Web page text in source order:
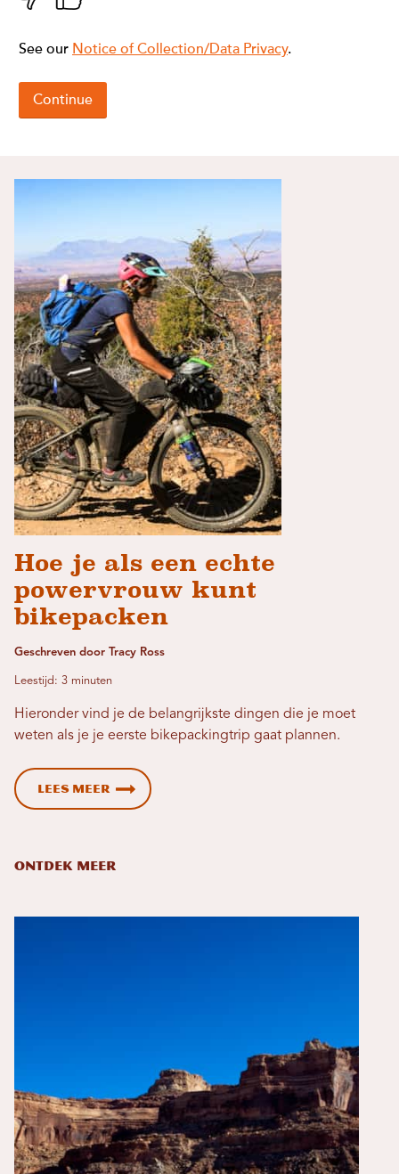
Hoe je als een echte
powervrouw kunt
bikepacken
Geschreven door Tracy Ross
Leestijd: 3 minuten
Hieronder vind je de belangrijkste dingen die je moet
weten als je je eerste bikepackingtrip gaat plannen.
Lees meer
ONTDEK MEER